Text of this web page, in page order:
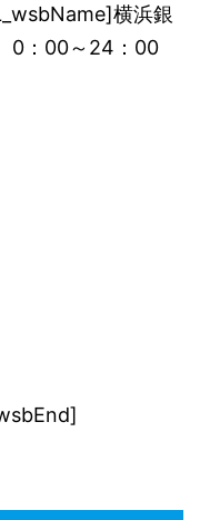
横浜銀
0：00～24：00